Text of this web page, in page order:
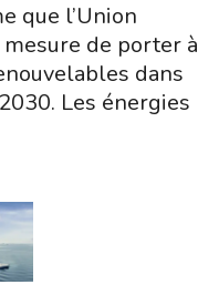
que l’Union
de porter à
dans
Les énergies